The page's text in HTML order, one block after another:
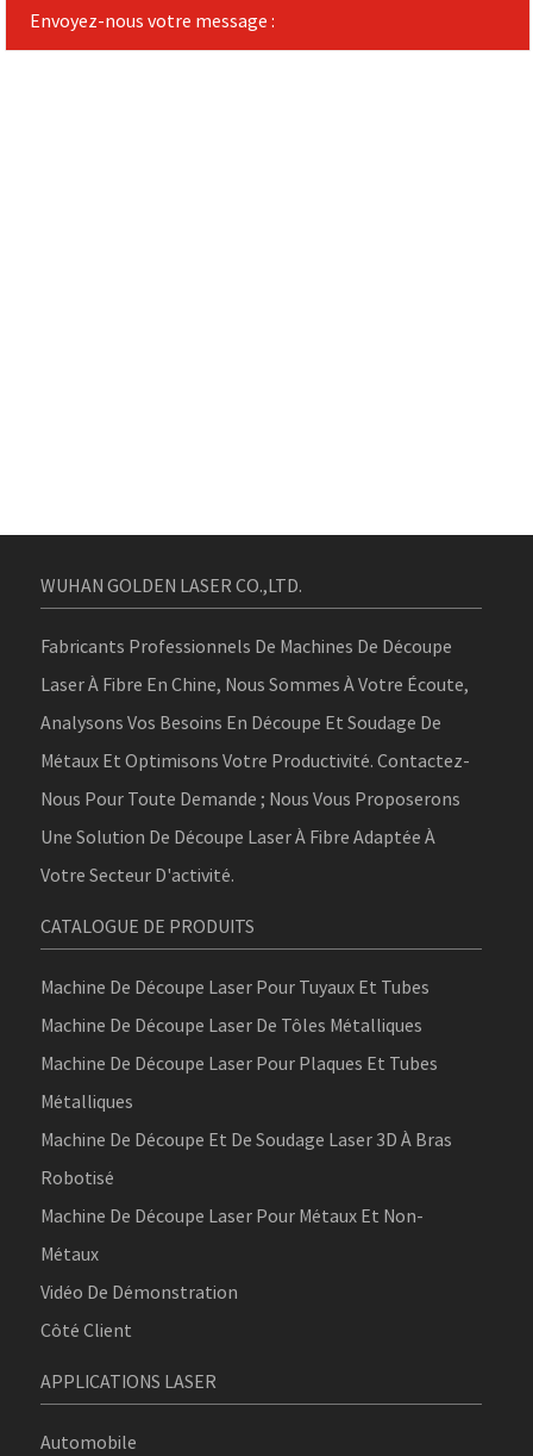
Envoyez-nous votre message :
WUHAN GOLDEN LASER CO.,LTD.
Fabricants Professionnels De Machines De Découpe
Laser À Fibre En Chine, Nous Sommes À Votre Écoute,
Analysons Vos Besoins En Découpe Et Soudage De
Métaux Et Optimisons Votre Productivité. Contactez-
Nous Pour Toute Demande ; Nous Vous Proposerons
Une Solution De Découpe Laser À Fibre Adaptée À
Votre Secteur D'activité.
CATALOGUE DE PRODUITS
Machine De Découpe Laser Pour Tuyaux Et Tubes
Machine De Découpe Laser De Tôles Métalliques
Machine De Découpe Laser Pour Plaques Et Tubes
Métalliques
Machine De Découpe Et De Soudage Laser 3D À Bras
Robotisé
Machine De Découpe Laser Pour Métaux Et Non-
Métaux
Vidéo De Démonstration
Côté Client
APPLICATIONS LASER
Automobile